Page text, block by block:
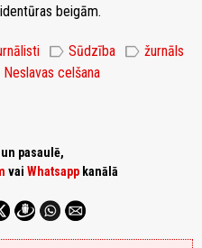
beigām.
label Sūdzība label žurnāls
Neslavas celšana
pasaulē,
vai Whatsapp kanālā